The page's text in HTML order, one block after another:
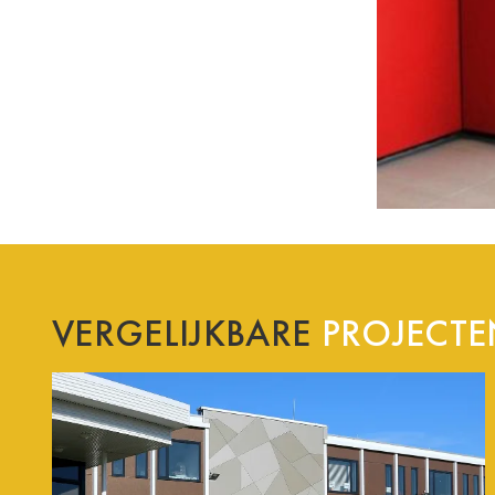
VERGELIJKBARE